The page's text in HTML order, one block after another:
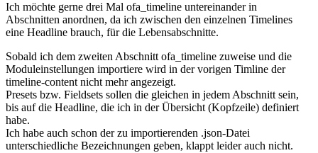
Ich möchte gerne drei Mal ofa_timeline untereinander in
Abschnitten anordnen, da ich zwischen den einzelnen Timelines
eine Headline brauch, für die Lebensabschnitte.
Sobald ich dem zweiten Abschnitt ofa_timeline zuweise und die
Moduleinstellungen importiere wird in der vorigen Timline der
timeline-content nicht mehr angezeigt.
Presets bzw. Fieldsets sollen die gleichen in jedem Abschnitt sein,
bis auf die Headline, die ich in der Übersicht (Kopfzeile) definiert
habe.
Ich habe auch schon der zu importierenden .json-Datei
unterschiedliche Bezeichnungen geben, klappt leider auch nicht.